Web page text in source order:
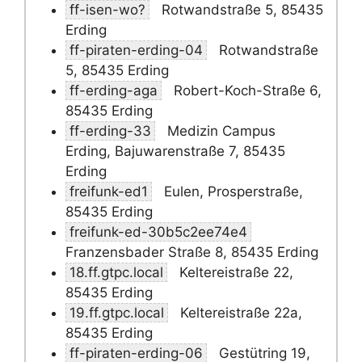
ff-isen-wo?
Rotwandstraße 5, 85435
Erding
ff-piraten-erding-04
Rotwandstraße
5, 85435 Erding
ff-erding-aga
Robert-Koch-Straße 6,
85435 Erding
ff-erding-33
Medizin Campus
Erding, Bajuwarenstraße 7, 85435
Erding
freifunk-ed1
Eulen, Prosperstraße,
85435 Erding
freifunk-ed-30b5c2ee74e4
Franzensbader Straße 8, 85435 Erding
18.ff.gtpc.local
Keltereistraße 22,
85435 Erding
19.ff.gtpc.local
Keltereistraße 22a,
85435 Erding
ff-piraten-erding-06
Gestütring 19,